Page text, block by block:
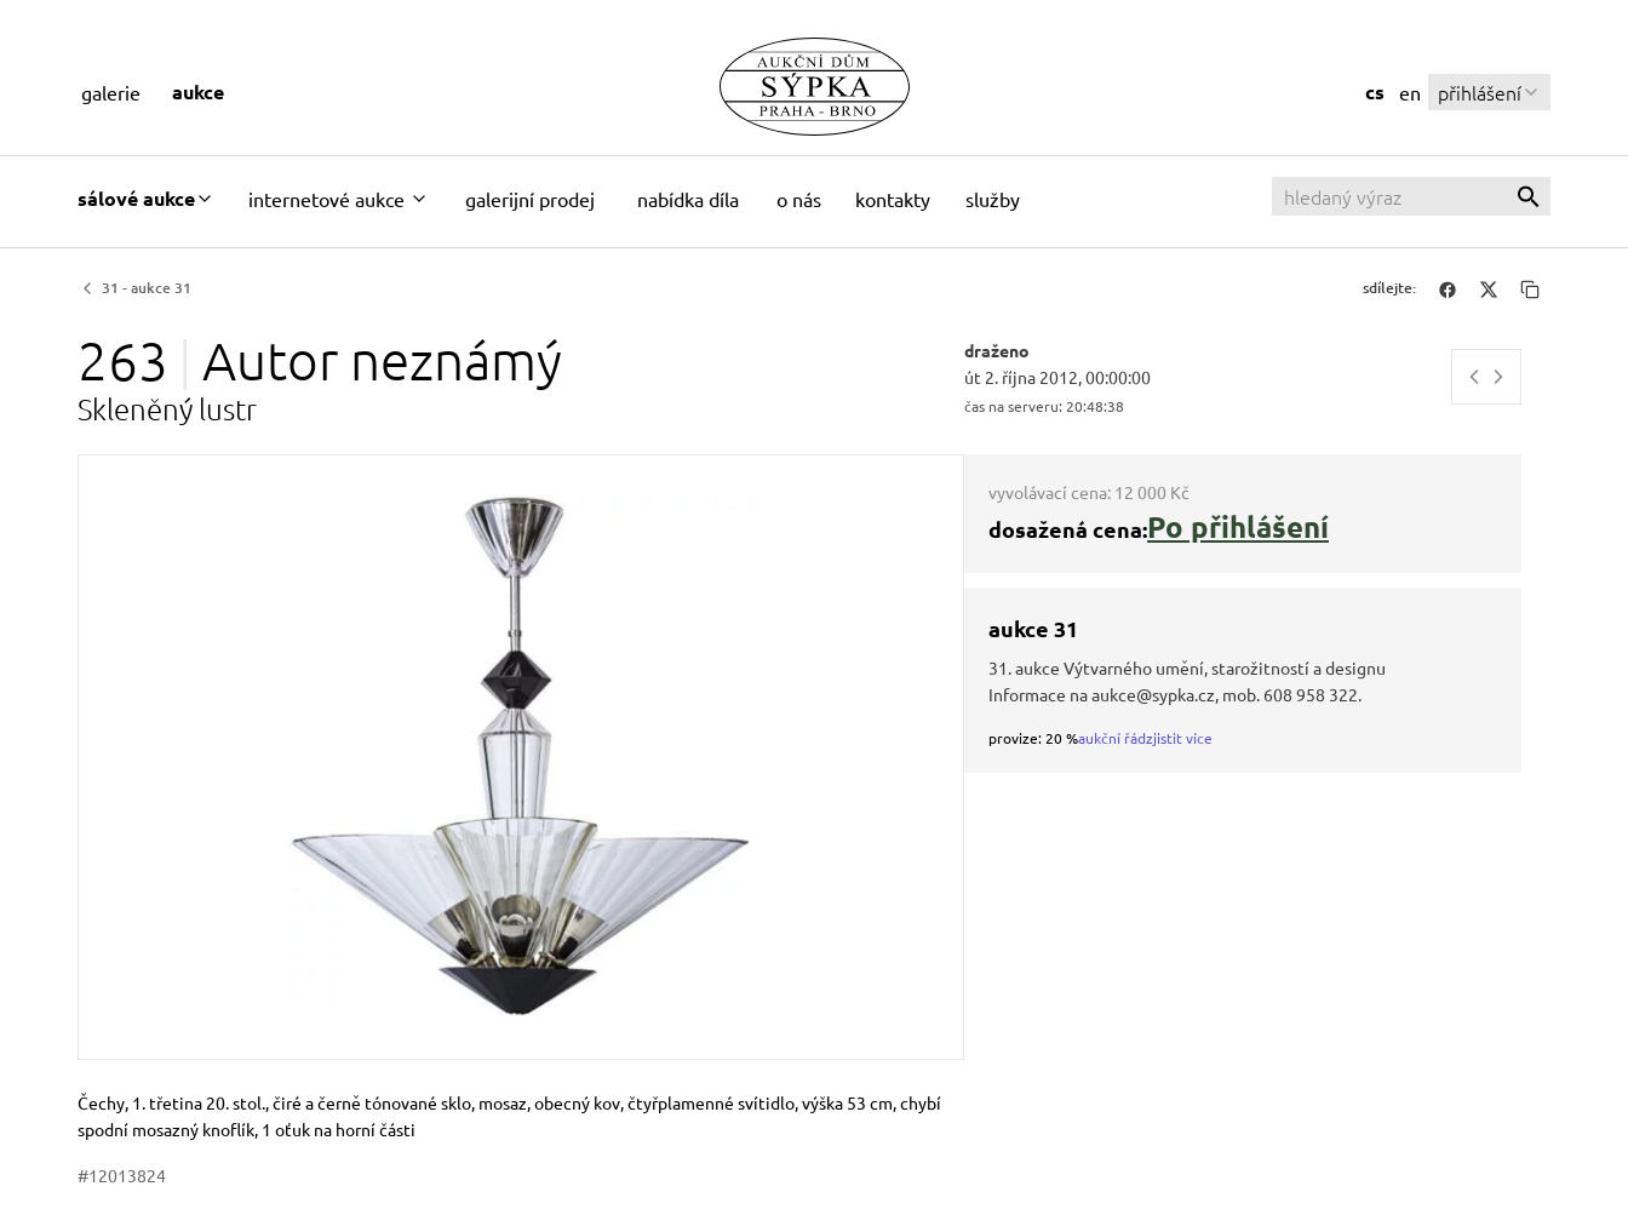
sálové aukce internetové aukce galerijní prodej nabídka díla o nás kontakty služby
cs en přihlášení
galerie aukce
31 - aukce 31 sdílejte:
263 Autor neznámý
Skleněný lustr
draženo
út 2. října 2012, 00:00:00
čas na serveru: 20:48:39
Rozměry
Stručný popis předmětu
Čechy, 1. třetina 20. stol., čiré a černě tónované sklo, mosaz, obecný kov, čtyřplamenné svítidlo, výška 53 cm, chybí
spodní mosazný knoflík, 1 oťuk na horní části
#12013824
vyvolávací cena: 12 000 Kč
dosažená cena:Po přihlášení
aukce 31
31. aukce Výtvarného umění, starožitností a designu
Informace na aukce@sypka.cz, mob. 608 958 322.
provize: 20 %aukční řádzjistit více